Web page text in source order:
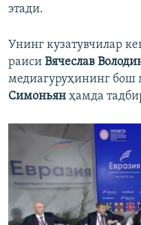
этади.
Унинг кузатувчилар
раиси Вячеслав
медиагуруҳининг бош
Симоньян ҳамда